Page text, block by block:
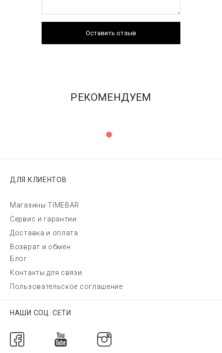
Оставить отзыв
РЕКОМЕНДУЕМ
ДЛЯ КЛИЕНТОВ
Магазины TIMEBAR
Сервис и гарантии
Доставка и оплата
Возврат и обмен
Блог
Контакты для связи
Пользовательское соглашение
НАШИ СОЦ. СЕТИ